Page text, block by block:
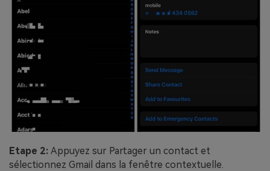
Etape 2: Appuyez sur Partager un contact et
sélectionnez Gmail dans la fenêtre contextuelle.